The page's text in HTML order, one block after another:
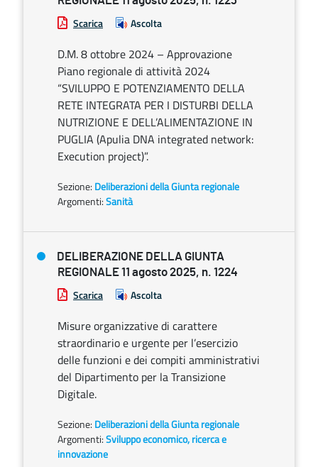
Scarica Ascolta
D.M. 8 ottobre 2024 – Approvazione
Piano regionale di attività 2024
“SVILUPPO E POTENZIAMENTO DELLA
RETE INTEGRATA PER I DISTURBI DELLA
NUTRIZIONE E DELL’ALIMENTAZIONE IN
PUGLIA (Apulia DNA integrated network:
Execution project)”.
Sezione: Deliberazioni della Giunta regionale
Argomenti:Sanità
DELIBERAZIONE DELLA GIUNTA
REGIONALE 11 agosto 2025, n. 1224
Scarica Ascolta
Misure organizzative di carattere
straordinario e urgente per l’esercizio
delle funzioni e dei compiti amministrativi
del Dipartimento per la Transizione
Digitale.
Sezione: Deliberazioni della Giunta regionale
Argomenti:Sviluppo economico, ricerca e
innovazione